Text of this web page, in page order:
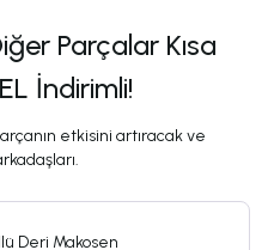
Parçalar Kısa
İndirimli!
etkisini artıracak ve
Deri Makosen